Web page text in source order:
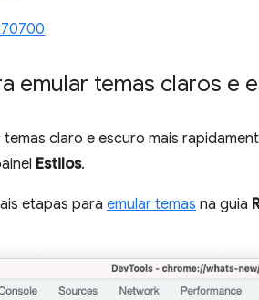
emular temas claros e
claro e escuro mais
Estilos.
etapas para emular temas na guia